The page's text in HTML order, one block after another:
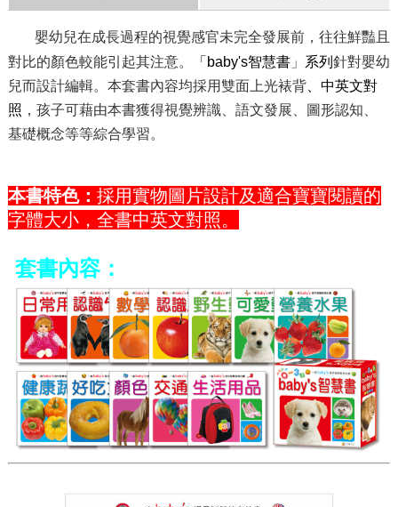
嬰幼兒在成長過程的視覺感官未完全發展前，往往鮮豔且
對比的顏色較能引起其注意。
「baby's智慧書」 系列 針對嬰幼
兒而設計編輯。本套書內容均採用雙面上光裱背、中英文對
照 ，孩子可藉由本書獲得視覺辨識、語文發展、圖形認知、
基礎概念等等綜合學習。
本書特色： 採用實物圖片設計及適合寶寶閱讀的
字體大小，全書中英文對照。
套書內容：